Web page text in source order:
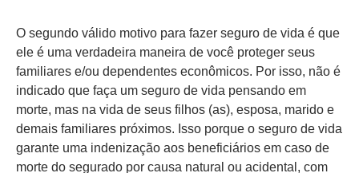
O segundo válido motivo para fazer seguro de vida é que
ele é uma verdadeira maneira de você proteger seus
familiares e/ou dependentes econômicos. Por isso, não é
indicado que faça um seguro de vida pensando em
morte, mas na vida de seus filhos (as), esposa, marido e
demais familiares próximos. Isso porque o seguro de vida
garante uma indenização aos beneficiários em caso de
morte do segurado por causa natural ou acidental, com